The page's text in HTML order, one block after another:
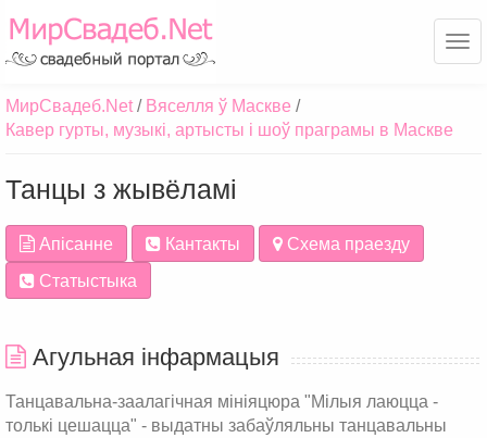
МирСвадеб.Net
Вяселля ў Маскве
Кавер гурты, музыкі, артысты і шоў праграмы в Маскве
Танцы з жывёламі
Апісанне Кантакты
Схема праезду
Статыстыка
Агульная інфармацыя
Танцавальна-заалагічная мініяцюра "Мілыя лаюцца -
толькі цешацца" - выдатны забаўляльны танцавальны